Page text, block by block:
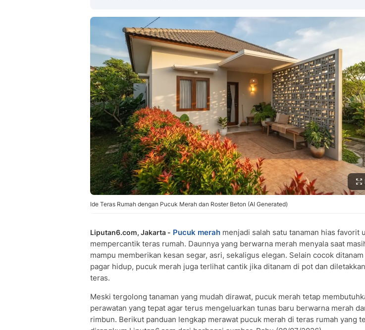
Ide Teras Rumah dengan Pucuk Merah dan Roster Beton (AI Generated)
Liputan6.com, Jakarta - Pucuk merah menjadi salah satu tanaman hias favorit
mempercantik teras rumah. Daunnya yang berwarna merah menyala saat
mampu memberikan kesan segar, asri, sekaligus elegan. Selain cocok
pagar hidup, pucuk merah juga terlihat cantik jika ditanam di pot dan
teras.
Meski tergolong tanaman yang mudah dirawat, pucuk merah tetap
perawatan yang tepat agar terus mengeluarkan tunas baru berwarna merah
rimbun. Berikut panduan lengkap merawat pucuk merah di teras rumah yang